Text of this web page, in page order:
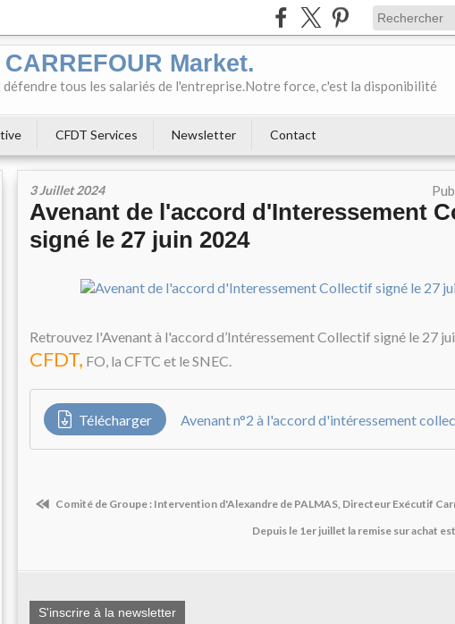
Market.
tous les salariés de l'entreprise.Notre force, c'est la disponibilité
CFDT Services Newsletter Contact
3 Juillet 2024
Avenant de l'accord d'Interessement
signé le 27 juin 2024
Retrouvez l'Avenant à l'accord d’Intéressement Collectif signé le 27
CFDT, FO, la CFTC et le SNEC.
Télécharger
Comité de Groupe : Intervention d'Alexandre de PALMAS, Directeur Exécutif
Depuis le 1er juillet la remise sur achat
S'inscrire à la newsletter